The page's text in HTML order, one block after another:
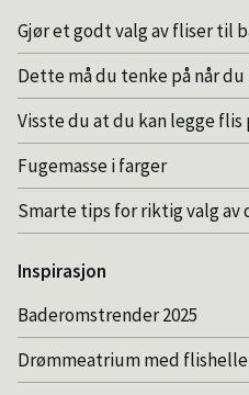
Gjør et godt valg av fliser til
Dette må du tenke på når
Visste du at du kan legge flis
Fugemasse i farger
Smarte tips for riktig valg av
Inspirasjon
Baderomstrender 2025
Drømmeatrium med